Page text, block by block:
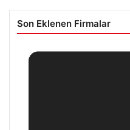
Son Eklenen Firmalar